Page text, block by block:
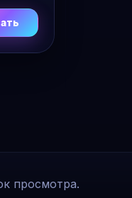
просмотра.